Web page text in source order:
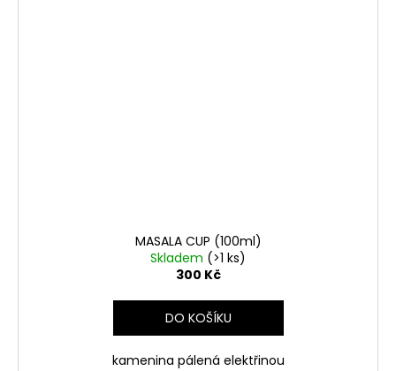
MASALA CUP (100ml)
Skladem (>1 ks)
300 Kč
DO KOŠÍKU
kamenina pálená elektřinou